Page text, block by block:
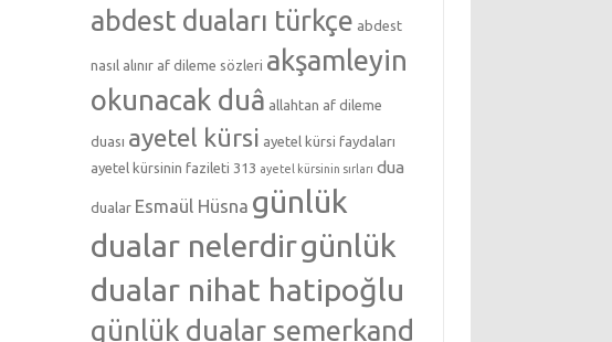
abdest duaları türkçe abdest
nasıl alınır af dileme sözleri akşamleyin
okunacak duâ allahtan af dileme
duası ayetel kürsi ayetel kürsi faydaları
ayetel kürsinin fazileti 313 ayetel kürsinin sırları dua
dualar Esmaül Hüsna günlük
dualar nelerdirgünlük
dualar nihat hatipoğlu
günlük dualar semerkand